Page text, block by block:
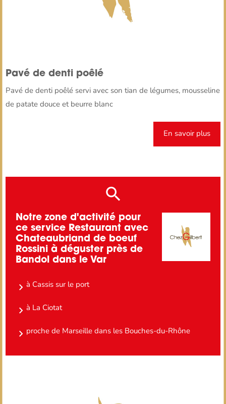
Pavé de denti poêlé
Pavé de denti poêlé servi avec son tian de légumes, mousseline
de patate douce et beurre blanc
En savoir plus
Notre zone d'activité pour
ce service Restaurant avec
Chateaubriand de boeuf
Rossini à déguster près de
Bandol dans le Var
à Cassis sur le port
à La Ciotat
proche de Marseille dans les Bouches-du-Rhône